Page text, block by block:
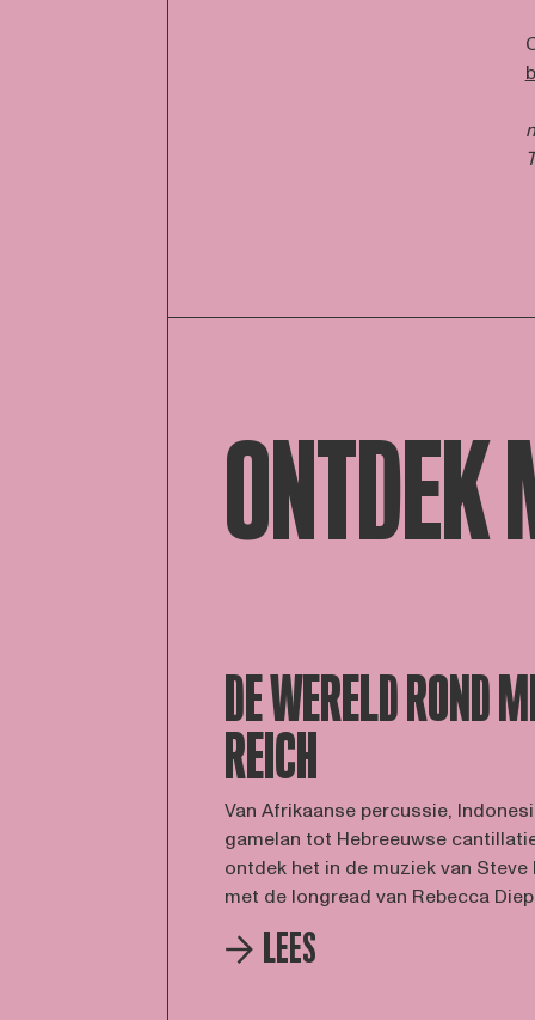
ONTDEK
DE WERELD ROND
REICH
Van Afrikaanse percussie,
gamelan tot Hebreeuwse
ontdek het in de muziek van Steve
met de longread van Rebecca
LEES